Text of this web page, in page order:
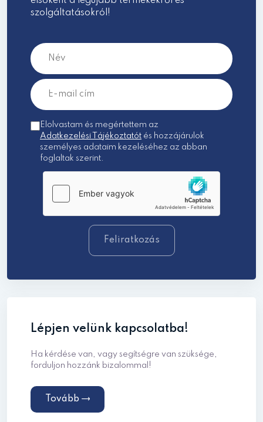
szolgáltatásokról!
Elolvastam és megértettem az
Adatkezelési Tájékoztatót és hozzájárulok
személyes adataim kezeléséhez az abban
foglaltak szerint.
Feliratkozás
Lépjen velünk kapcsolatba!
Ha kérdése van, vagy segítségre van szüksége,
forduljon hozzánk bizalommal!
Tovább